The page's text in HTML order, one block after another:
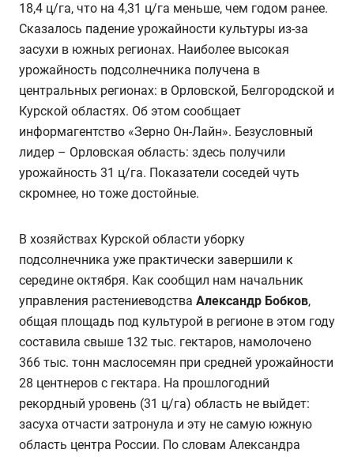
18,4 ц/га, что на 4,31 ц/га меньше, чем годом ранее.
Сказалось падение урожайности культуры из-за
засухи в южных регионах. Наиболее высокая
урожайность подсолнечника получена в
центральных регионах: в Орловской, Белгородской и
Курской областях. Об этом сообщает
информагентство «Зерно Он-Лайн». Безусловный
лидер – Орловская область: здесь получили
урожайность 31 ц/га. Показатели соседей чуть
скромнее, но тоже достойные.
В хозяйствах Курской области уборку
подсолнечника уже практически завершили к
середине октября. Как сообщил нам начальник
управления растениеводства Александр Бобков,
общая площадь под культурой в регионе в этом году
составила свыше 132 тыс. гектаров, намолочено
366 тыс. тонн маслосемян при средней урожайности
28 центнеров с гектара. На прошлогодний
рекордный уровень (31 ц/га) область не выйдет:
засуха отчасти затронула и эту не самую южную
область центра России. По словам Александра